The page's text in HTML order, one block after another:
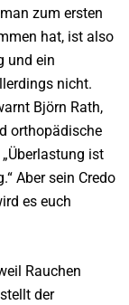
zum ersten
hat, ist also
und ein
nicht.
Björn Rath,
orthopädische
ist
Aber sein Credo
es euch
Rauchen
der